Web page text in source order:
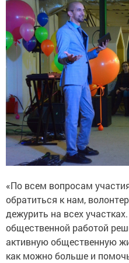
«По всем вопросам
обратиться к нам,
дежурить на всех
общественной работой
активную общественную
как можно больше и